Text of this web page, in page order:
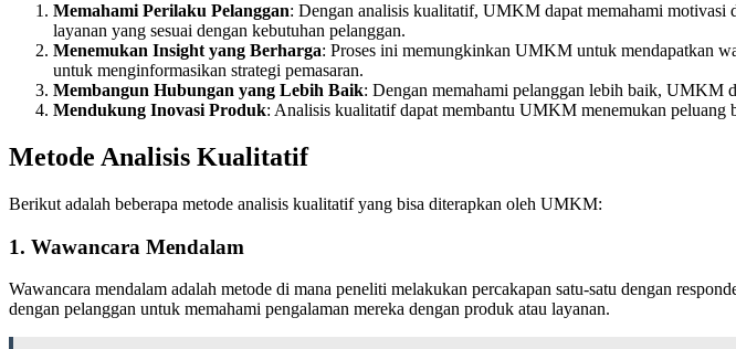
Memahami Perilaku Pelanggan: Dengan analisis kualitatif, UMKM dapat memahami motivasi
layanan yang sesuai dengan kebutuhan pelanggan.
Menemukan Insight yang Berharga: Proses ini memungkinkan UMKM untuk mendapatkan
untuk menginformasikan strategi pemasaran.
Membangun Hubungan yang Lebih Baik: Dengan memahami pelanggan lebih baik, UMKM
Mendukung Inovasi Produk: Analisis kualitatif dapat membantu UMKM menemukan peluang
Metode Analisis Kualitatif
Berikut adalah beberapa metode analisis kualitatif yang bisa diterapkan oleh UMKM:
1. Wawancara Mendalam
Wawancara mendalam adalah metode di mana peneliti melakukan percakapan satu-satu dengan
dengan pelanggan untuk memahami pengalaman mereka dengan produk atau layanan.